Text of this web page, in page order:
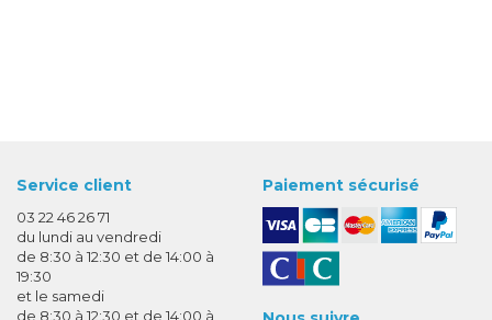
Service client
03 22 46 26 71
du lundi au vendredi
de 8:30 à 12:30 et de 14:00 à
19:30
et le samedi
de 8:30 à 12:30 et de 14:00 à
Paiement sécurisé